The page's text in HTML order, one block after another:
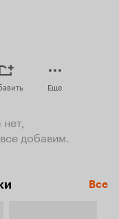
Еще
добавим.
Все